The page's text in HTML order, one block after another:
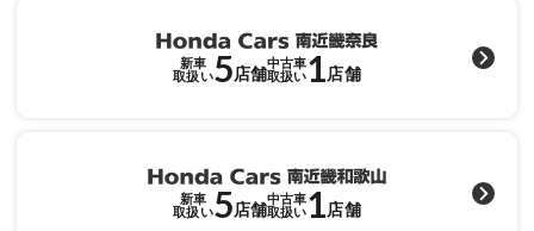
新車
取扱い5店舗
中古車
取扱い1店舗
新車
取扱い5店舗
中古車
取扱い1店舗